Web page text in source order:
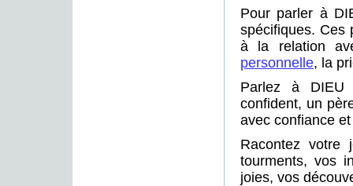
Pour parler à
spécifiques. Ces
à la relation
personnelle, la
Parlez à DIEU
confident, un
avec confiance
Racontez votre
tourments, vos
joies, vos